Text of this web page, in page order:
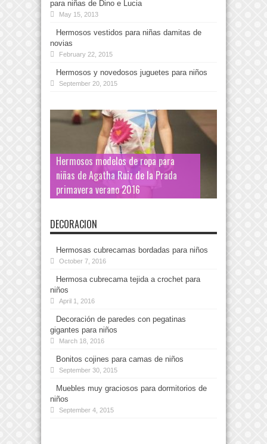
para niñas de Dino e Lucia
May 15, 2013
Hermosos vestidos para niñas damitas de
novias
February 22, 2015
Hermosos y novedosos juguetes para niños
September 20, 2015
Hermosos modelos de ropa para
niñas de Agatha Ruiz de la Prada
primavera verano 2016
DECORACION
Hermosas cubrecamas bordadas para niños
October 7, 2016
Hermosa cubrecama tejida a crochet para
niños
April 1, 2016
Decoración de paredes con pegatinas
gigantes para niños
March 18, 2016
Bonitos cojines para camas de niños
September 30, 2015
Muebles muy graciosos para dormitorios de
niños
September 4, 2015